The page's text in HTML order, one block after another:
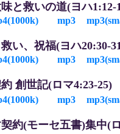
と救いの道(ヨハ1:12-
mp3
い、祝福(ヨハ20:30-
mp3
創世記(ロマ4:23-25)
mp3
約(モーセ五書)集中(